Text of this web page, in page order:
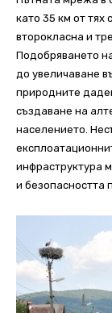
като 35 км от тях
второкласна и
Подобряването
до увеличаване
природните
създаване на
населението.
инфраструктура
и безопасността